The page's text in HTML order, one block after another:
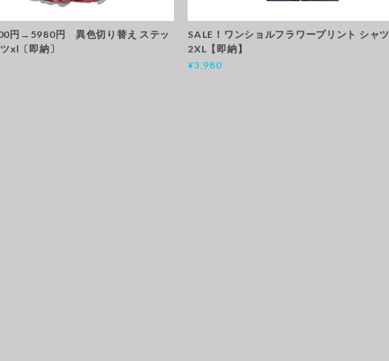
円→5980円 異色切り替え ステッ
xl〔即納〕
SALE！ワンショルフラワープリント シャツ
2XL【即納】
¥3,980